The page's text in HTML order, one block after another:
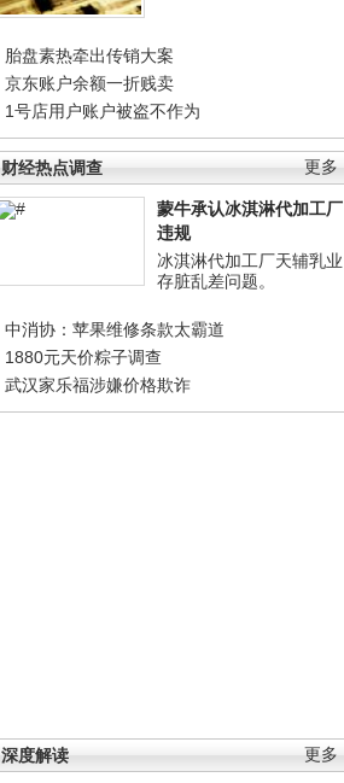
胎盘素热牵出传销大案
京东账户余额一折贱卖
1号店用户账户被盗不作为
更多
财经热点调查
蒙牛承认冰淇淋代加工厂
违规
冰淇淋代加工厂天辅乳业
存脏乱差问题。
中消协：苹果维修条款太霸道
1880元天价粽子调查
武汉家乐福涉嫌价格欺诈
更多
深度解读